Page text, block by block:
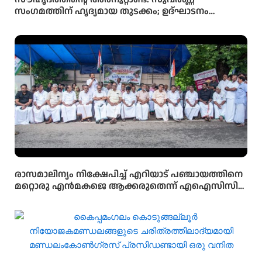
സംഗമത്തിന് ഹൃദ്യമായ തുടക്കം; ഉദ്ഘാടനം
രാസമാലിന്യം നിക്ഷേപിച്ച് എറിയാട് പഞ്ചായത്തിനെ
മറ്റൊരു എൻമകജെ ആക്കരുതെന്ന് എഐസിസി